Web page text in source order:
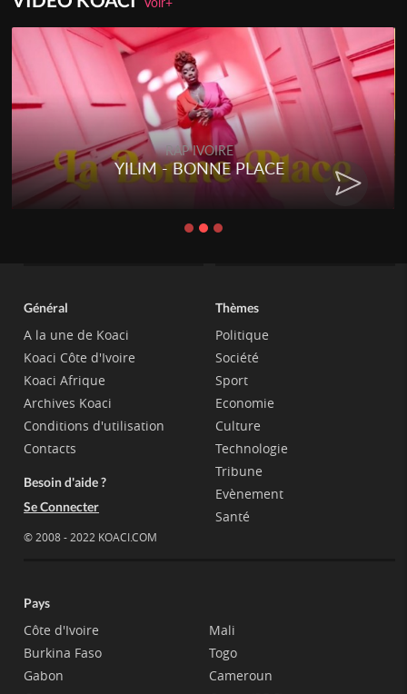
RAP IVOIRE
YILIM - BONNE PLACE
Général
A la une de Koaci
Koaci Côte d'Ivoire
Koaci Afrique
Archives Koaci
Conditions d'utilisation
Contacts
Besoin d'aide ?
Se Connecter
© 2008 - 2022 KOACI.COM
Thèmes
Politique
Société
Sport
Economie
Culture
Technologie
Tribune
Evènement
Santé
Pays
Côte d'Ivoire
Burkina Faso
Gabon
Mali
Togo
Cameroun